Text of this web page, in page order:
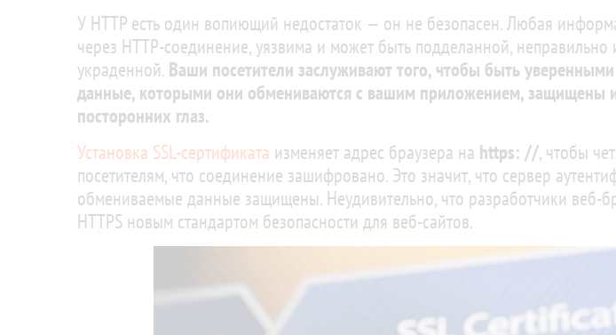
У HTTP есть один вопиющий недостаток — он не безопасен. Любая
через HTTP-соединение, уязвима и может быть подделанной, неправильно
украденной. Ваши посетители заслуживают того, чтобы быть
данные, которыми они обмениваются с вашим приложением, защищены
посторонних глаз.
Установка SSL-сертификата изменяет адрес браузера на https: //, чтобы
посетителям, что соединение зашифровано. Это значит, что сервер
обмениваемые данные защищены. Неудивительно, что разработчики веб-
HTTPS новым стандартом безопасности для веб-сайтов.